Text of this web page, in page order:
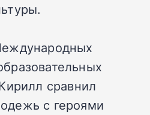
сравнил
с героями